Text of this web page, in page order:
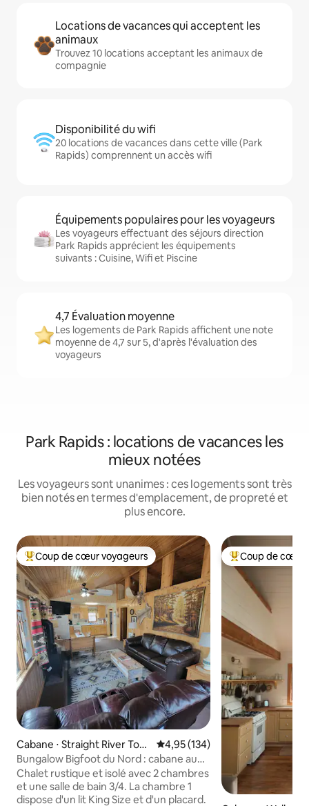
Locations de vacances qui acceptent les
animaux
Trouvez 10 locations acceptant les animaux de
compagnie
Disponibilité du wifi
20 locations de vacances dans cette ville (Park
Rapids) comprennent un accès wifi
Équipements populaires pour les voyageurs
Les voyageurs effectuant des séjours direction
Park Rapids apprécient les équipements
suivants : Cuisine, Wifi et Piscine
4,7 Évaluation moyenne
Les logements de Park Rapids affichent une note
moyenne de 4,7 sur 5, d'après l'évaluation des
voyageurs
Park Rapids : locations de vacances les
mieux notées
Les voyageurs sont unanimes : ces logements sont très
bien notés en termes d'emplacement, de propreté et
plus encore.
Coups de cœur voyageurs les plus appréciés
Coup de cœur voyageurs
Cabane ⋅ Straight River Tow
nship
Évaluation moyenne sur la
4,95 (134)
Bungalow Bigfoot du Nord : cabane au
bord du lac avec bois !
Chalet rustique et isolé avec 2 chambres
et une salle de bain 3/4. La chambre 1
dispose d'un lit King Size et d'un placard.
Coups de cœur
Coup de cœur